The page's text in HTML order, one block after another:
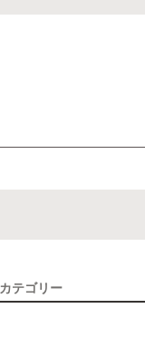
カテゴリー